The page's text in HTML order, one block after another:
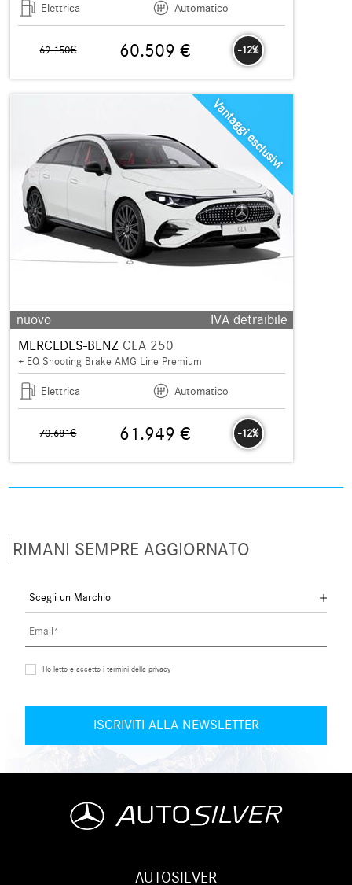
Elettrica Automatico
69.150€ -12%
60.509 €
nuovo IVA detraibile
Vantaggi esclusivi
MERCEDES-BENZ CLA 250
+ EQ Shooting Brake AMG Line Premium
Elettrica Automatico
70.681€ -12%
61.949 €
RIMANI SEMPRE AGGIORNATO
Ho letto e accetto i termini della privacy
AUTOSILVER